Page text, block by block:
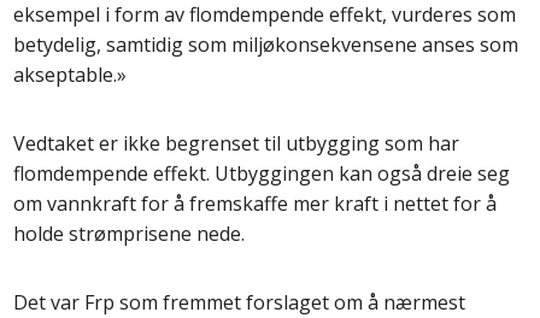
eksempel i form av flomdempende effekt, vurderes som
betydelig, samtidig som miljøkonsekvensene anses som
akseptable.»
Vedtaket er ikke begrenset til utbygging som har
flomdempende effekt. Utbyggingen kan også dreie seg
om vannkraft for å fremskaffe mer kraft i nettet for å
holde strømprisene nede.
Det var Frp som fremmet forslaget om å nærmest